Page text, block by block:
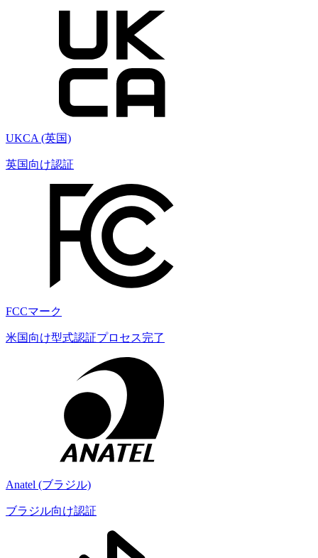
UKCA (英国)
英国向け認証
FCCマーク
米国向け型式認証プロセス完了
Anatel (ブラジル)
ブラジル向け認証